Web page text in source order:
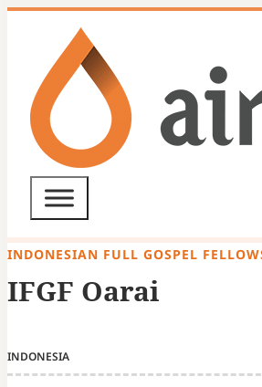
INDONESIAN FULL GOSPEL
IFGF Oarai
INDONESIA